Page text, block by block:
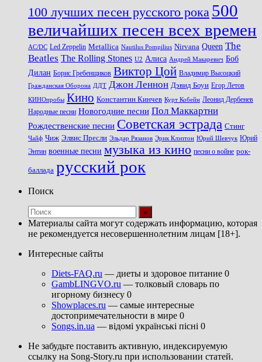
100 лучших песен русского рока 500
величайших песен всех времен
AC/DC Led Zeppelin Metallica Nautilus Pompilius Nirvana Queen The
Beatles The Rolling Stones U2 Алиса Андрей Макаревич Боб
Дилан Борис Гребенщиков Виктор Цой Владимир Высоцкий
Гражданская Оборона ДДТ Джон Леннон Дэвид Боуи Егор Летов
КИНОпробы Кино Константин Кинчев Курт Кобейн Леонид Дербенев
Народные песни Новогодние песни Пол Маккартни
Рождественские песни Советская эстрада Стинг
Чайф Чиж Элвис Пресли Эльдар Рязанов Эрик Клэптон Юрий Шевчук Юрий
Энтин военные песни музыка из кино песни о войне рок-
баллада русский рок
Поиск
Материалы сайта могут содержать информацию, которая
не рекомендуется несовершеннолетним лицам [18+].
Интересные сайты
Diets-FAQ.ru — диеты и здоровое питание 0
GambLINGVO.ru — толковый словарь по
игорному бизнесу 0
Showplaces.ru — самые интересные
достопримечательности в мире 0
Songs.in.ua — відомі українські пісні 0
Не забудьте поставить активную, индексируемую
ссылку на Song-Story.ru при использовании статей.